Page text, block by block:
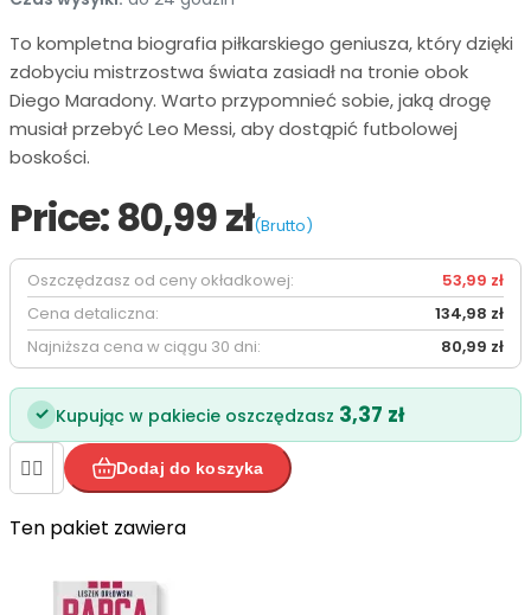
To kompletna biografia piłkarskiego geniusza, który dzięki
zdobyciu mistrzostwa świata zasiadł na tronie obok
Diego Maradony. Warto przypomnieć sobie, jaką drogę
musiał przebyć Leo Messi, aby dostąpić futbolowej
boskości.
Price:80,99 zł(Brutto)
Oszczędzasz od ceny okładkowej:
53,99 zł
Cena detaliczna:
134,98 zł
Najniższa cena w ciągu 30 dni:
80,99 zł
✓ Kupując w pakiecie oszczędzasz 3,37 zł
  Dodaj do koszyka
Ten pakiet zawiera